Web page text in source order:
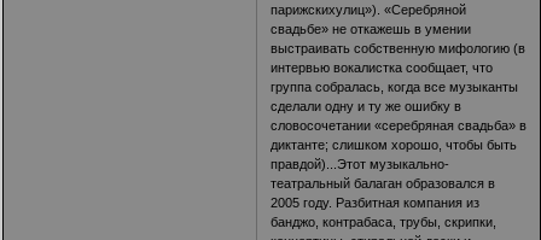
парижскихулиц»). «Серебряной
свадьбе» не откажешь в умении
выстраивать собственную мифологию (в
интервью вокалистка сообщает, что
группа собралась, когда все музыканты
сделали одну и ту же ошибку в
словосочетании «серебряная свадьба» в
диктанте; слишком хорошо, чтобы быть
правдой)...Этот музыкально-
театральный балаган образовался в
2005 году. Разбитная компания из
банджо, контрабаса, трубы, скрипки,